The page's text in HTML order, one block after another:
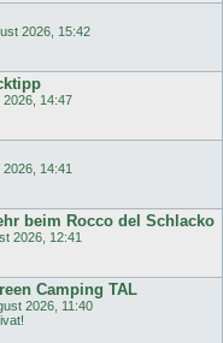
2026, 15:42
2026, 14:47
14:41
beim Rocco del Schlacko
2026, 12:41
Camping TAL
2026, 11:40